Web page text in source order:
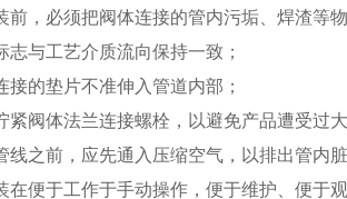
前，必须把阀体连接的管内污垢、焊渣等
志与工艺介质流向保持一致；
接的垫片不准伸入管道内部；
紧阀体法兰连接螺栓，以避免产品遭受过
线之前，应先通入压缩空气，以排出管内
在便于工作于手动操作，便于维护、便于